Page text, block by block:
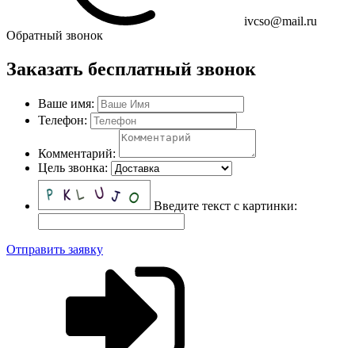
ivcso@mail.ru
Обратный звонок
Заказать бесплатный звонок
Ваше имя:
Телефон:
Комментарий:
Цель звонка:
Введите текст с картинки:
Отправить заявку